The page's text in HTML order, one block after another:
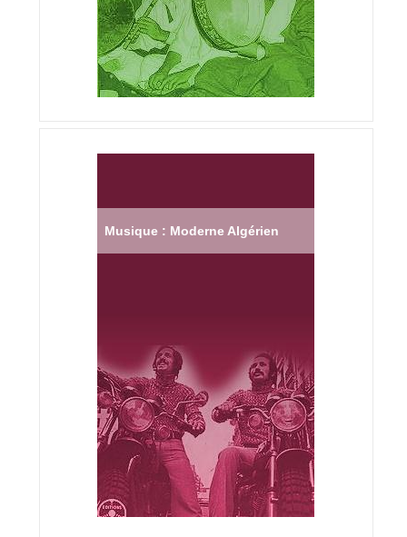
Musique : Moderne Algérien